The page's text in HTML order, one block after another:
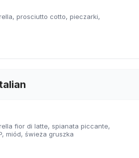
prosciutto cotto, pieczarki,
fior di latte, spianata piccante,
miód, świeża gruszka